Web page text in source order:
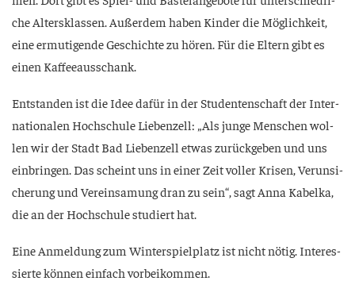
che Alters­klas­sen. Außer­dem haben Kin­der die Mög­lich­keit,
eine ermu­ti­gen­de Geschich­te zu hören. Für die Eltern gibt es
einen Kaffeeausschank.
Ent­stan­den ist die Idee dafür in der Stu­den­ten­schaft der Inter­
na­tio­na­len Hoch­schu­le Lie­ben­zell: „Als jun­ge Men­schen wol­
len wir der Stadt Bad Lie­ben­zell etwas zurück­ge­ben und uns
ein­brin­gen. Das scheint uns in einer Zeit vol­ler Kri­sen, Ver­un­si­
che­rung und Ver­ein­sa­mung dran zu sein“, sagt Anna Kabel­ka,
die an der Hoch­schu­le stu­diert hat.
Eine Anmel­dung zum Win­ter­spiel­platz ist nicht nötig. Inter­es­
sier­te kön­nen ein­fach vorbeikommen.